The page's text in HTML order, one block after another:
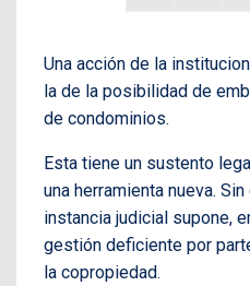
Una acción de la
la de la posibilidad de
de condominios.
Esta tiene un sustento
una herramienta nueva.
instancia judicial supone,
gestión deficiente por
la copropiedad.